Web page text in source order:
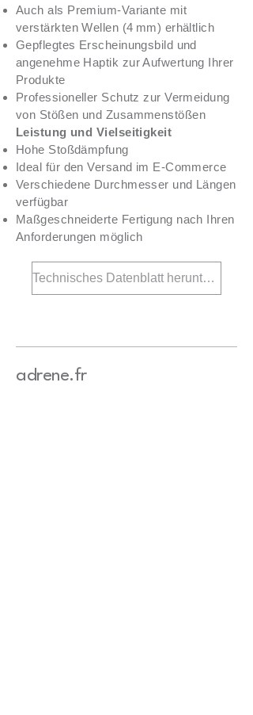
Auch als Premium-Variante mit
verstärkten Wellen (4 mm) erhältlich
Gepflegtes Erscheinungsbild und
angenehme Haptik zur Aufwertung Ihrer
Produkte
Professioneller Schutz zur Vermeidung
von Stößen und Zusammenstößen
Leistung und Vielseitigkeit
Hohe Stoßdämpfung
Ideal für den Versand im E-Commerce
Verschiedene Durchmesser und Längen
verfügbar
Maßgeschneiderte Fertigung nach Ihren
Anforderungen möglich
Technisches Datenblatt herunterladen
adrene.fr